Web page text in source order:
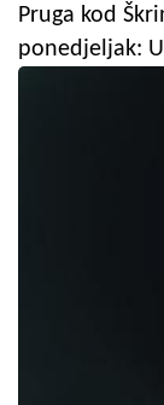
Pruga kod
ponedjeljak: